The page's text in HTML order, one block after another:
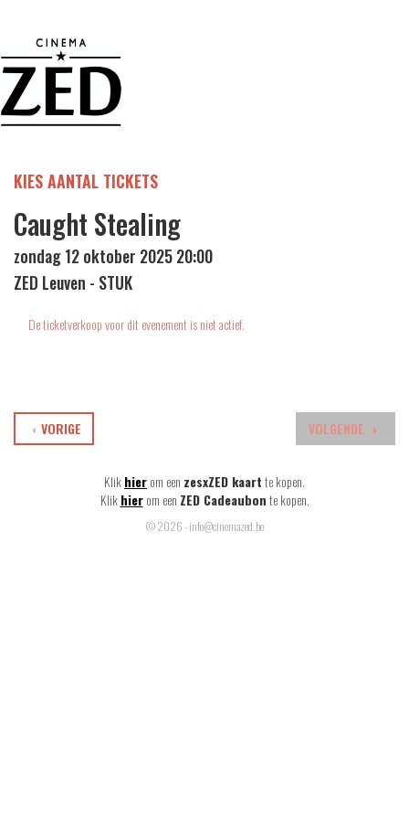
KIES AANTAL TICKETS
Caught Stealing
zondag 12 oktober 2025 20:00
ZED Leuven - STUK
De ticketverkoop voor dit evenement is niet actief.
VOLGENDE
VORIGE
Klikhierom een zesxZED kaartte kopen.
Klik hier om een ZED Cadeaubonte kopen.
© 2026 - info@cinemazed.be